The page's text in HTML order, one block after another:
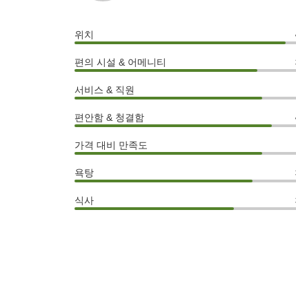
위치
편의 시설 & 어메니티
서비스 & 직원
편안함 & 청결함
가격 대비 만족도
욕탕
식사